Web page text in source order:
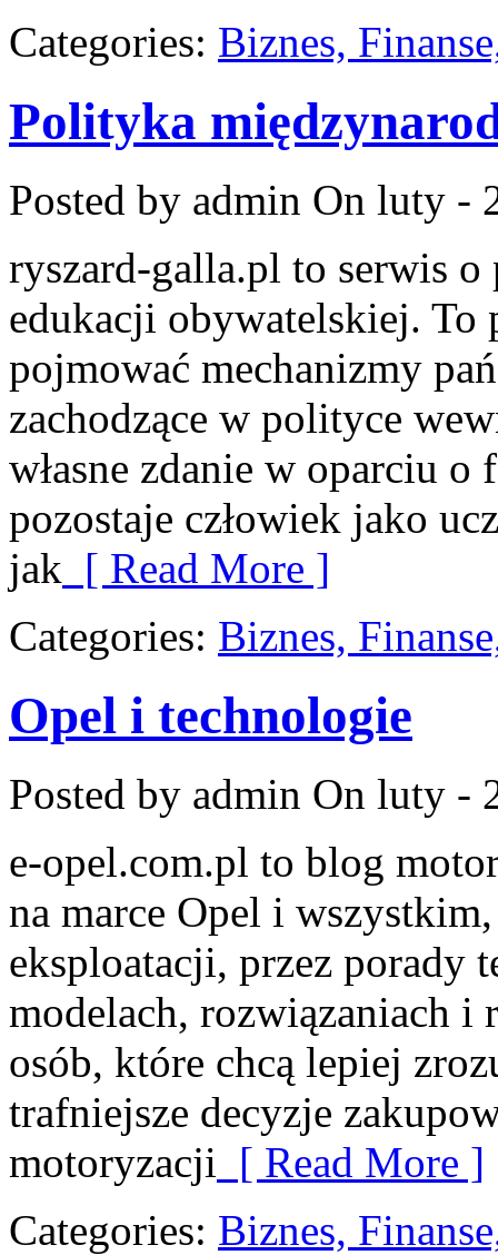
Categories: Biznes,
Polityka
Posted by admin On luty -
ryszard-galla.pl to serwis
edukacji obywatelskiej. To
pojmować mechanizmy
zachodzące w polityce
własne zdanie w oparciu
pozostaje człowiek jako
jak [ Read More ]
Categories: Biznes,
Opel i technologie
Posted by admin On luty -
e-opel.com.pl to blog
na marce Opel i
eksploatacji, przez porady
modelach, rozwiązaniach i
osób, które chcą lepiej
trafniejsze decyzje
motoryzacji [ Read More ]
Categories: Biznes,